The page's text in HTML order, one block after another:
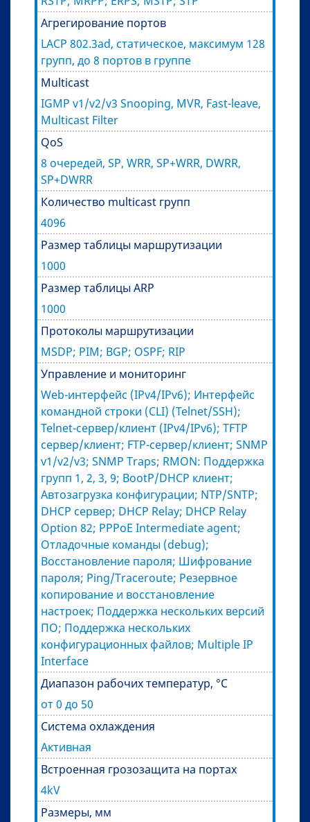
Агрегирование портов
LACP 802.3ad, статическое, максимум 128
групп, до 8 портов в группе
Multicast
IGMP v1/v2/v3 Snooping, MVR, Fast-leave,
Multicast Filter
QoS
8 очередей, SP, WRR, SP+WRR, DWRR,
SP+DWRR
Количество multicast групп
4096
Размер таблицы маршрутизации
1000
Размер таблицы ARP
1000
Протоколы маршрутизации
MSDP; PIM; BGP; OSPF; RIP
Управление и мониторинг
Web-интерфейс (IPv4/IPv6); Интерфейс
командной строки (CLI) (Telnet/SSH);
Telnet-сервер/клиент (IPv4/IPv6); TFTP
сервер/клиент; FTP-сервер/клиент; SNMP
v1/v2/v3; SNMP Traps; RMON: Поддержка
групп 1, 2, 3, 9; BootP/DHCP клиент;
Автозагрузка конфигурации; NTP/SNTP;
DHCP сервер; DHCP Relay; DHCP Relay
Option 82; PPPoE Intermediate agent;
Отладочные команды (debug);
Восстановление пароля; Шифрование
пароля; Ping/Traceroute; Резервное
копирование и восстановление
настроек; Поддержка нескольких версий
ПО; Поддержка нескольких
конфигурационных файлов; Multiple IP
Interface
Диапазон рабочих температур, °C
от 0 до 50
Система охлаждения
Активная
Встроенная грозозащита на портах
4kV
Размеры, мм